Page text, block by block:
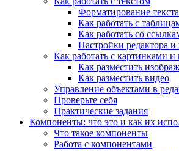
Форматирование текста
Как работать с
Как работать со
Настройки редактора и
Как работать с картинками и
Как разместить
Как разместить видео
Управление объектами в
Проверьте себя
Практические задания
Компоненты: что это и как их
Что такое компоненты
Работа с компонентами